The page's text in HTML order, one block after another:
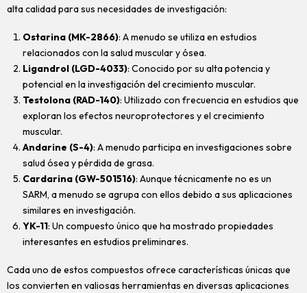
alta calidad para sus necesidades de investigación:
Ostarina (MK-2866): A menudo se utiliza en estudios
relacionados con la salud muscular y ósea.
Ligandrol (LGD-4033): Conocido por su alta potencia y
potencial en la investigación del crecimiento muscular.
Testolona (RAD-140): Utilizado con frecuencia en estudios que
exploran los efectos neuroprotectores y el crecimiento
muscular.
Andarine (S-4): A menudo participa en investigaciones sobre
salud ósea y pérdida de grasa.
Cardarina (GW-501516): Aunque técnicamente no es un
SARM, a menudo se agrupa con ellos debido a sus aplicaciones
similares en investigación.
YK-11: Un compuesto único que ha mostrado propiedades
interesantes en estudios preliminares.
Cada uno de estos compuestos ofrece características únicas que
los convierten en valiosas herramientas en diversas aplicaciones